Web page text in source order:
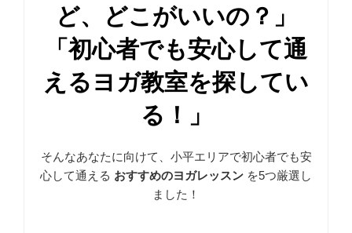
ど、どこがいいの？」
「初心者でも安心して通
えるヨガ教室を探してい
る！」
そんなあなたに向けて、小平エリアで初心者でも安
心して通える おすすめのヨガレッスン を5つ厳選し
ました！